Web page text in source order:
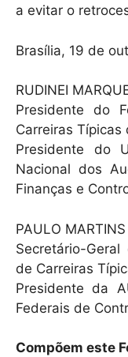
a evitar o
Brasília, 19 de
RUDINEI
Presidente do
Carreiras Típicas
Presidente do
Nacional dos
Finanças e
PAULO MARTINS
Secretário-
de Carreiras
Presidente da
Federais de
Compõem este